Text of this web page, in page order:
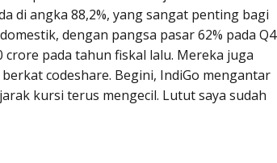
di angka 88,2%, yang sangat penting bagi
dengan pangsa pasar 62% pada Q4
crore pada tahun fiskal lalu. Mereka juga
codeshare. Begini, IndiGo mengantar
kursi terus mengecil. Lutut saya sudah